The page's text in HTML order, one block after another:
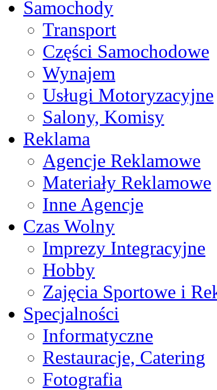
Samochody
Transport
Części Samochodowe
Wynajem
Usługi Motoryzacyjne
Salony, Komisy
Reklama
Agencje Reklamowe
Materiały Reklamowe
Inne Agencje
Czas Wolny
Imprezy Integracyjne
Hobby
Zajęcia Sportowe i
Specjalności
Informatyczne
Restauracje, Catering
Fotografia